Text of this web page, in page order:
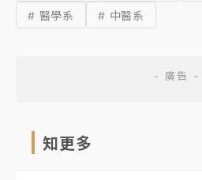
# 醫學系
# 中醫系
知更多